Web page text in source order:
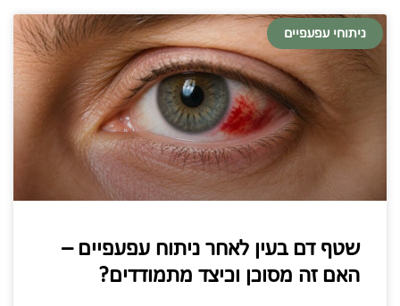
ניתוחי עפעפיים
שטף דם בעין לאחר ניתוח עפעפיים –
האם זה מסוכן וכיצד מתמודדים?